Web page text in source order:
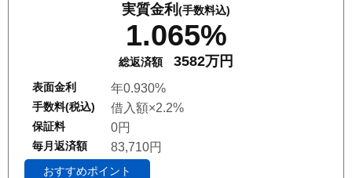
実質金利 (手数料込)
1.065%
総返済額 3582万円
表面金利 年0.930%
手数料(税込) 借入額×2.2%
保証料 0円
毎月返済額 83,710円
おすすめポイント